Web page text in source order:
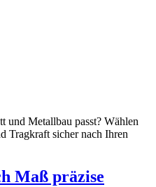
und Metallbau passt? Wählen
Tragkraft sicher nach Ihren
Maß präzise